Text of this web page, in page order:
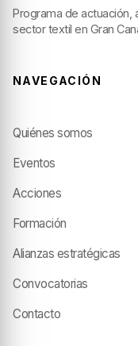
Programa de actuación,
sector textil en Gran
NAVEGACIÓN
Quiénes somos
Eventos
Acciones
Formación
Alianzas estratégicas
Convocatorias
Contacto